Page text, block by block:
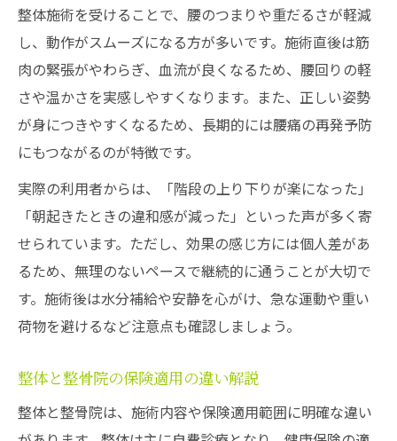
整体施術を受けることで、腰のつまりや重だるさが軽減
し、動作がスムーズになる方が多いです。施術直後は筋
肉の緊張がやわらぎ、血流が良くなるため、腰回りの軽
さや温かさを実感しやすくなります。また、正しい姿勢
が身につきやすくなるため、長期的には腰痛の再発予防
にもつながるのが特徴です。
実際の利用者からは、「階段の上り下りが楽になった」
「朝起きたときの違和感が減った」といった声が多く寄
せられています。ただし、効果の感じ方には個人差があ
るため、無理のないペースで継続的に通うことが大切で
す。施術後は水分補給や安静を心がけ、急な運動や重い
荷物を避けるなど注意点も確認しましょう。
整体と整骨院の保険適用の違い解説
整体と整骨院は、施術内容や保険適用範囲に明確な違い